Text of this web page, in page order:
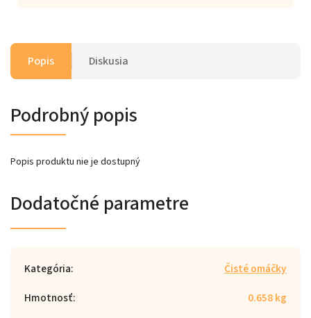
Popis Diskusia
Podrobný popis
Popis produktu nie je dostupný
Dodatočné parametre
Kategória:
Čisté omáčky
Hmotnosť:
0.658 kg